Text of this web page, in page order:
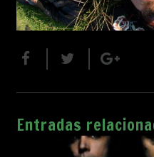
Entradas